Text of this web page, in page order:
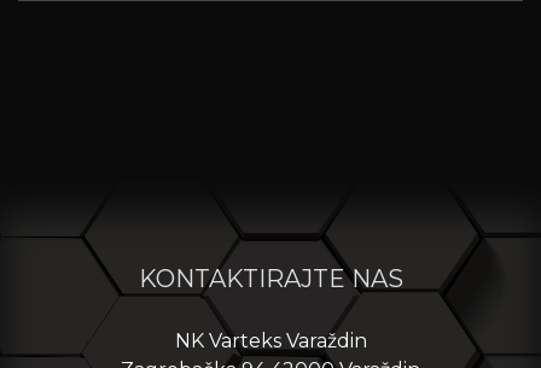
KONTAKTIRAJTE NAS
NK Varteks Varaždin